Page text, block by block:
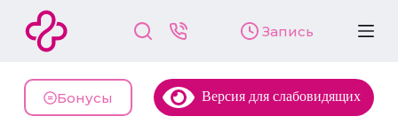
й
и
Запись
Бонусы Версия для слабовидящих